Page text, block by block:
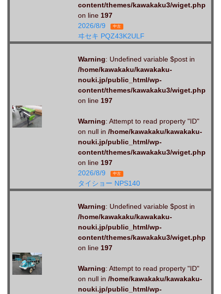
content/themes/kawakaku3/wiget.php
on line 197
2026/8/9
中古
ヰセキ PQZ43K2ULF
Warning: Undefined variable $post in
/home/kawakaku/kawakaku-
nouki.jp/public_html/wp-
content/themes/kawakaku3/wiget.php
on line 197
Warning: Attempt to read property "ID"
on null in /home/kawakaku/kawakaku-
nouki.jp/public_html/wp-
content/themes/kawakaku3/wiget.php
on line 197
2026/8/9
中古
タイショー NPS140
Warning: Undefined variable $post in
/home/kawakaku/kawakaku-
nouki.jp/public_html/wp-
content/themes/kawakaku3/wiget.php
on line 197
Warning: Attempt to read property "ID"
on null in /home/kawakaku/kawakaku-
nouki.jp/public_html/wp-